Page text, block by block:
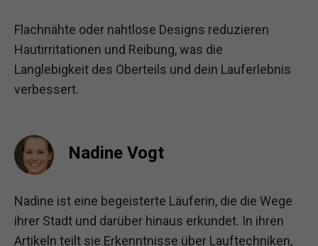
Flachnähte oder nahtlose Designs reduzieren
Hautirritationen und Reibung, was die
Langlebigkeit des Oberteils und dein Lauferlebnis
verbessert.
Nadine Vogt
Nadine ist eine begeisterte Läuferin, die die Wege
ihrer Stadt und darüber hinaus erkundet. In ihren
Artikeln teilt sie Erkenntnisse über Lauftechniken,